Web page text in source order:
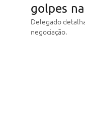
golpes
Delegado
negociação.